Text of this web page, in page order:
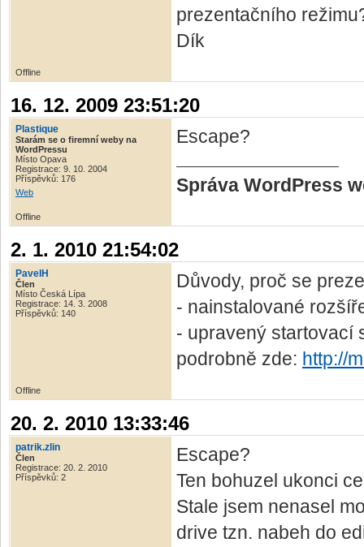
prezentačního
Dík
Offline
16. 12. 2009 23:51:20
Plastique
Starám se o firemní weby na
WordPressu
Místo Opava
Registrace: 9. 10. 2004
Příspěvků: 176
Web
Escape?
Správa WordPress
Offline
2. 1. 2010 21:54:02
PavelH
Člen
Místo Česká Lípa
Registrace: 14. 3. 2008
Příspěvků: 140
Důvody, proč se
- nainstalované
- upravený startovací
podrobně zde: http://
Offline
20. 2. 2010 13:33:46
patrik.zlin
Člen
Registrace: 20. 2. 2010
Příspěvků: 2
Escape?
Ten bohuzel ukonci
Stale jsem nenasel
drive tzn. nabeh do